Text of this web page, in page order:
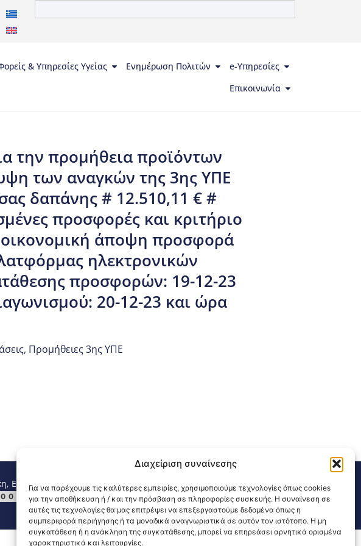
Διαχείριση συναίνεσης
Για να παρέχουμε τις καλύτερες εμπειρίες, χρησιμοποιούμε τεχνολογίες όπως cookies
για την αποθήκευση ή / και την πρόσβαση σε πληροφορίες συσκευής. Η συναίνεση σε
αυτές τις τεχνολογίες θα μας επιτρέψει να επεξεργαστούμε δεδομένα όπως η
συμπεριφορά περιήγησης ή τα μοναδικά αναγνωριστικά σε αυτόν τον ιστότοπο. Η μη
συγκατάθεση ή η ανάκληση της συγκατάθεσης, μπορεί να επηρεάσει αρνητικά ορισμένα
χαρακτηριστικά και λειτουργίες.
& Υπηρεσίες Υγείας Ενημέρωση Πολιτών
e-Υπηρεσίες
Επικοινωνία
την προμήθεια προϊόντων
των αναγκών της 3ης ΥΠΕ
δαπάνης # 12.510,11 € #
προσφορές και κριτήριο
άποψη προσφορά
ηλεκτρονικών
προσφορών: 19-12-23
20-12-23 και ώρα
, Προμήθειες 3ης ΥΠΕ
ΕλλάδαΤηλ: +30 2311 226 200email: 3ype@3ype.gr
00010 Website Visits: 1589879